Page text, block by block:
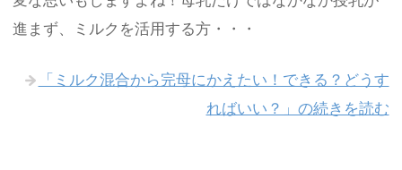
進まず、ミルクを活用する方・・・
「ミルク混合から完母にかえたい！できる？どうす
ればいい？」の続きを読む